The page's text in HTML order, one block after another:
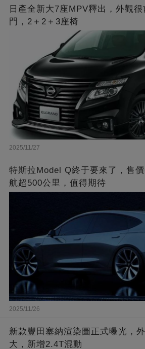
日產全新大7座MPV釋出，外觀
門，2＋2＋3座椅
2025/11/27
特斯拉Model Q終于要來了，售
航超500公里，值得期待
2025/11/26
新款豐田塞納渲染圖正式曝光，
大，新增2.4T混動